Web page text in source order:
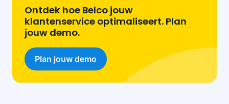
Ontdek hoe Belco jouw
klantenservice optimaliseert. Plan
jouw demo.
Plan jouw demo